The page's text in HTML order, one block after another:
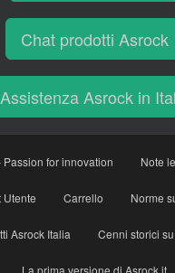
Chat prodotti Asrock
Assistenza Asrock in
Passion for innovation Note
Utente Carrello Norme
Asrock Italia Cenni storici